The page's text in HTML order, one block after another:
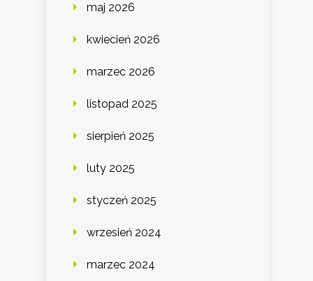
maj 2026
kwiecień 2026
marzec 2026
listopad 2025
sierpień 2025
luty 2025
styczeń 2025
wrzesień 2024
marzec 2024